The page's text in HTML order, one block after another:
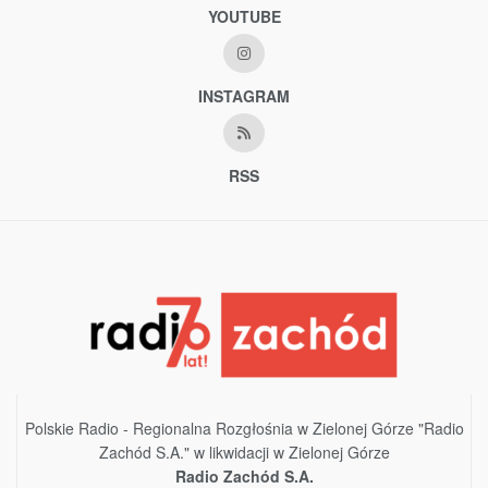
YOUTUBE
INSTAGRAM
RSS
Polskie Radio - Regionalna Rozgłośnia w Zielonej Górze "Radio
Zachód S.A." w likwidacji w Zielonej Górze
Radio Zachód S.A.